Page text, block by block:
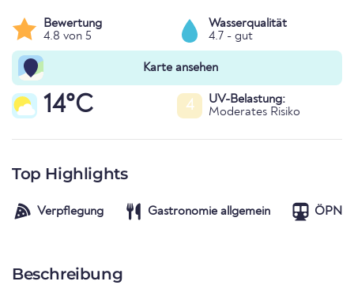
Bewertung
4.8 von 5
Wasserqualität
4.7 - gut
Karte ansehen
14°C 4
UV-Belastung:
Moderates Risiko
Top Highlights
Verpflegung Gastronomie allgemein
Beschreibung